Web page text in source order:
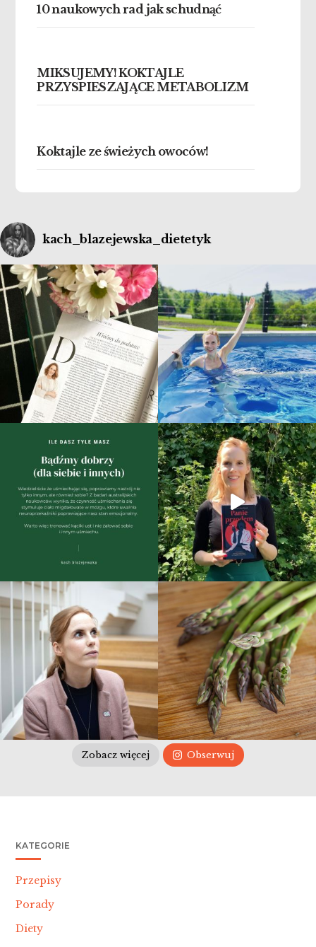
10 naukowych rad jak schudnąć
MIKSUJEMY! KOKTAJLE
PRZYSPIESZAJĄCE METABOLIZM
Koktajle ze świeżych owoców!
kach_blazejewska_dietetyk
Zobacz więcej Obserwuj
KATEGORIE
Przepisy
Porady
Diety